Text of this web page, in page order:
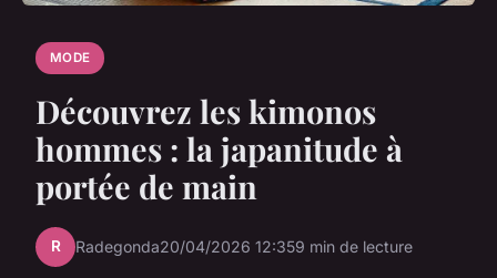
MODE
Découvrez les kimonos
hommes : la japanitude à
portée de main
R Radegonda20/04/2026 12:359 min de lecture